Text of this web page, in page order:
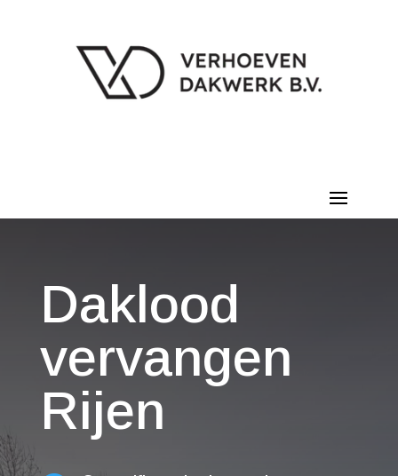
Daklood
vervangen
Rijen